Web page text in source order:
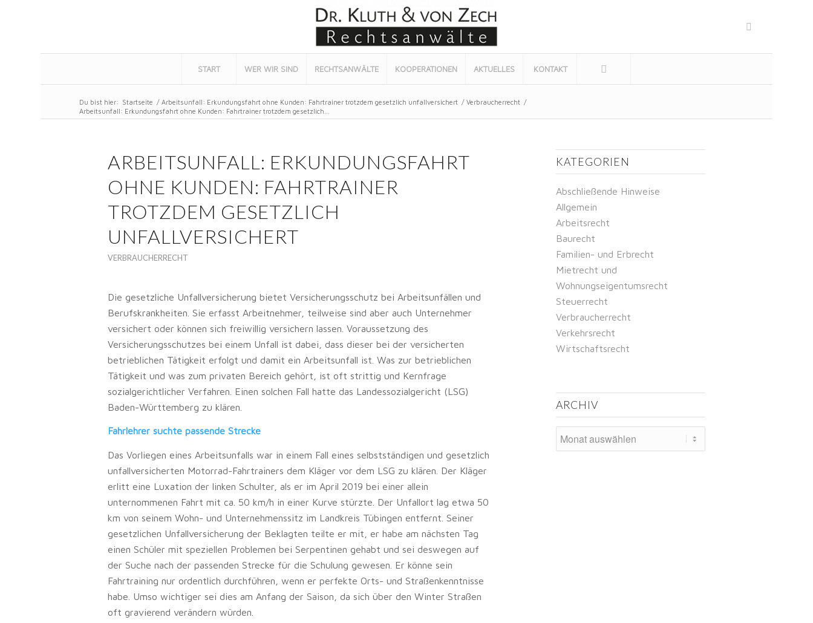
START WER WIR SIND RECHTSANWÄLTE KOOPERATIONEN AKTUELLES KONTAKT
Du bist hier: Startseite / Arbeitsunfall: Erkundungsfahrt ohne Kunden: Fahrtrainer trotzdem gesetzlich unfallversichert / Verbraucherrecht /
Arbeitsunfall: Erkundungsfahrt ohne Kunden: Fahrtrainer trotzdem gesetzlich...
ARBEITSUNFALL: ERKUNDUNGSFAHRT
OHNE KUNDEN: FAHRTRAINER
TROTZDEM GESETZLICH
UNFALLVERSICHERT
VERBRAUCHERRECHT
Die gesetzliche Unfallversicherung bietet Versicherungsschutz bei Arbeitsunfällen und
Berufskrankheiten. Sie erfasst Arbeitnehmer, teilweise sind aber auch Unternehmer
versichert oder können sich freiwillig versichern lassen. Voraussetzung des
Versicherungsschutzes bei einem Unfall ist dabei, dass dieser bei der versicherten
betrieblichen Tätigkeit erfolgt und damit ein Arbeitsunfall ist. Was zur betrieblichen
Tätigkeit und was zum privaten Bereich gehört, ist oft strittig und Kernfrage
sozialgerichtlicher Verfahren. Einen solchen Fall hatte das Landessozialgericht (LSG)
Baden-Württemberg zu klären.
Fahrlehrer suchte passende Strecke
Das Vorliegen eines Arbeitsunfalls war in einem Fall eines selbstständigen und gesetzlich
unfallversicherten Motorrad-Fahrtrainers dem Kläger vor dem LSG zu klären. Der Kläger
erlitt eine Luxation der linken Schulter, als er im April 2019 bei einer allein
unternommenen Fahrt mit ca. 50 km/h in einer Kurve stürzte. Der Unfallort lag etwa 50
km von seinem Wohn- und Unternehmenssitz im Landkreis Tübingen entfernt. Seiner
gesetzlichen Unfallversicherung der Beklagten teilte er mit, er habe am nächsten Tag
einen Schüler mit speziellen Problemen bei Serpentinen gehabt und sei deswegen auf
der Suche nach der passenden Strecke für die Schulung gewesen. Er könne sein
Fahrtraining nur ordentlich durchführen, wenn er perfekte Orts- und Straßenkenntnisse
habe. Umso wichtiger sei dies am Anfang der Saison, da sich über den Winter Straßen
oft gravierend verändern würden.
KATEGORIEN
Abschließende Hinweise
Allgemein
Arbeitsrecht
Baurecht
Familien- und Erbrecht
Mietrecht und
Wohnungseigentumsrecht
Steuerrecht
Verbraucherrecht
Verkehrsrecht
Wirtschaftsrecht
ARCHIV